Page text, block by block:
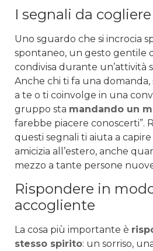
I segnali da cogliere
Uno sguardo che si incrocia
spontaneo, un gesto gentile
condivisa durante un’attività
Anche chi ti fa una domanda,
a te o ti coinvolge in una
gruppo sta mandando un
farebbe piacere conoscerti”.
questi segnali ti aiuta a
amicizia all’estero, anche
mezzo a tante persone
Rispondere in
accogliente
La cosa più importante è
stesso spirito: un sorriso,